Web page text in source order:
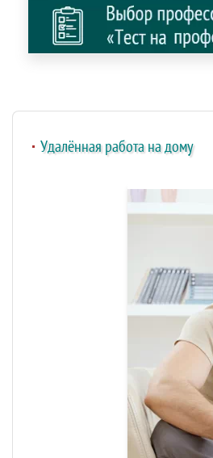
Удалённая работа на дому